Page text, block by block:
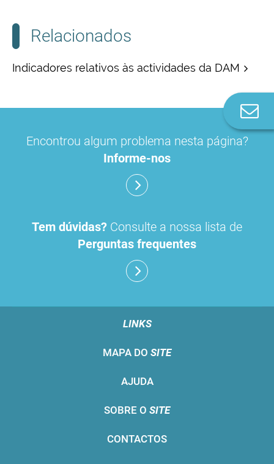
Relacionados
Indicadores relativos às actividades da DAM
Encontrou algum problema nesta página?
Informe-nos
Tem dúvidas? Consulte a nossa lista de
Perguntas frequentes
LINKS
MAPA DO SITE
AJUDA
SOBRE O SITE
CONTACTOS